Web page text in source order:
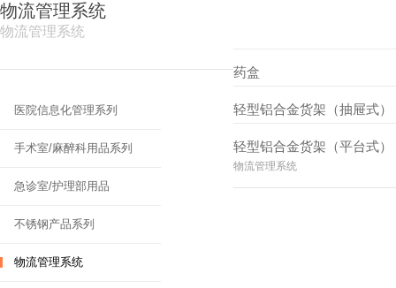
物流管理系统
物流管理系统
医院信息化管理系列
手术室/麻醉科用品系列
急诊室/护理部用品
不锈钢产品系列
物流管理系统
药盒
轻型铝合金货架（抽屉式）
轻型铝合金货架（平台式）
物流管理系统